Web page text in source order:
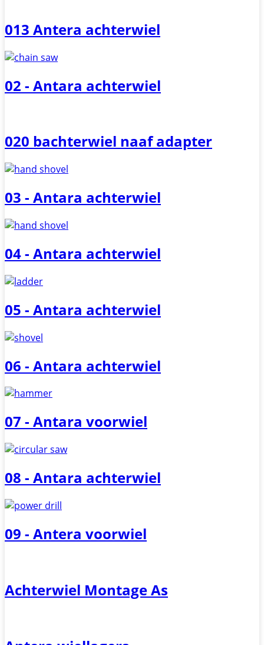
013 Antera achterwiel
02 - Antara achterwiel
020 bachterwiel naaf adapter
03 - Antara achterwiel
04 - Antara achterwiel
05 - Antara achterwiel
06 - Antara achterwiel
07 - Antara voorwiel
08 - Antara achterwiel
09 - Antera voorwiel
Achterwiel Montage As